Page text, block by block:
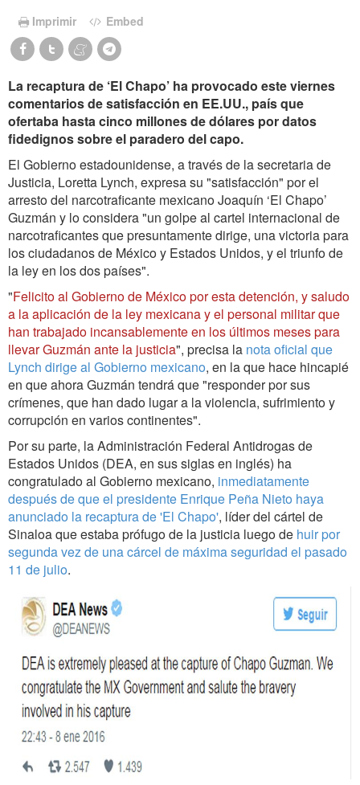
Imprimir Embed
La recaptura de ‘El Chapo’ ha provocado este viernes
comentarios de satisfacción en EE.UU., país que
ofertaba hasta cinco millones de dólares por datos
fidedignos sobre el paradero del capo.
El Gobierno estadounidense, a través de la secretaria de
Justicia, Loretta Lynch, expresa su "satisfacción" por el
arresto del narcotraficante mexicano Joaquín ‘El Chapo’
Guzmán y lo considera "un golpe al cartel internacional de
narcotraficantes que presuntamente dirige, una victoria para
los ciudadanos de México y Estados Unidos, y el triunfo de
la ley en los dos países".
"Felicito al Gobierno de México por esta detención, y saludo
a la aplicación de la ley mexicana y el personal militar que
han trabajado incansablemente en los últimos meses para
llevar Guzmán ante la justicia", precisa la nota oficial que
Lynch dirige al Gobierno mexicano, en la que hace hincapié
en que ahora Guzmán tendrá que "responder por sus
crímenes, que han dado lugar a la violencia, sufrimiento y
corrupción en varios continentes".
Por su parte, la Administración Federal Antidrogas de
Estados Unidos (DEA, en sus siglas en inglés) ha
congratulado al Gobierno mexicano, inmediatamente
después de que el presidente Enrique Peña Nieto haya
anunciado la recaptura de 'El Chapo', líder del cártel de
Sinaloa que estaba prófugo de la justicia luego de huir por
segunda vez de una cárcel de máxima seguridad el pasado
11 de julio.